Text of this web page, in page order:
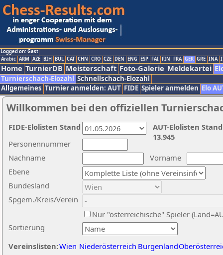
Logged on: Gast
Arabic ARM AZE BIH BUL CAT CHN CRO CZE DEN ENG ESP FAI FIN FRA GER GRE INA
Home TurnierDB Meisterschaft Foto-Galerie Meldekartei
Turnierschach-Elozahl Schnellschach-Elozahl
Allgemeines Turnier anmelden: AUT FIDE Spieler anmelden Elo
Willkommen bei den offiziellen
Nachname
Vorname
Ebene
Sortierung
Personennummer
Bundesland
Spgem./Kreis/Verein
Nur "österreichische" Spieler
Vereinslisten:Wien Niederösterreich Burgenland
AUT-Elolisten
13.945
FIDE-Elolisten Stand